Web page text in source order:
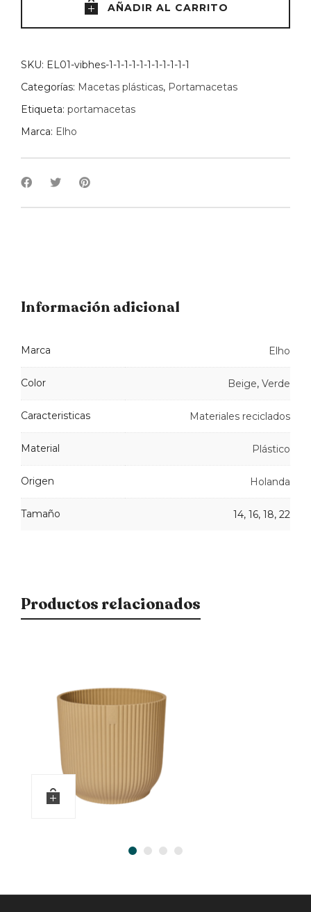
AÑADIR AL CARRITO
SKU: EL01-vibhes-1-1-1-1-1-1-1-1-1-1-1
Categorías: Macetas plásticas, Portamacetas
Etiqueta: portamacetas
Marca: Elho
Información adicional
Marca Elho
Color Beige, Verde
Caracteristicas Materiales reciclados
Material Plástico
Origen Holanda
Tamaño 14, 16, 18, 22
Productos relacionados